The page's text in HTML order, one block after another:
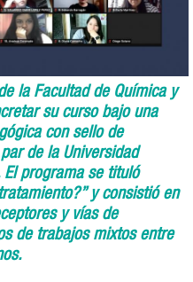
la Facultad de Química y
su curso bajo una
con sello de
de la Universidad
El programa se tituló
y consistió en
y vías de
de trabajos mixtos entre